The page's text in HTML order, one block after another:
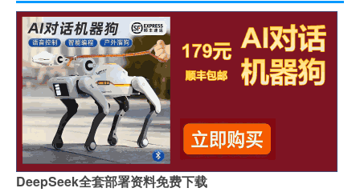
DeepSeek全套部署资料免费下载